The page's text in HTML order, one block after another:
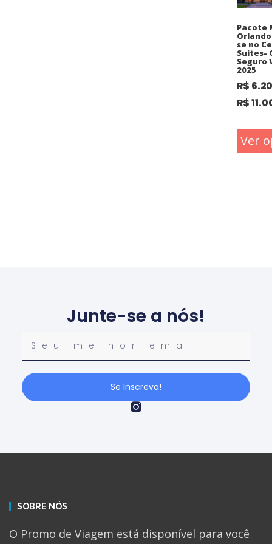
Pacote
se no
Suites-
Seguro
2025
R$
R$
Ver
Junte-se a nós!
Se Inscreva!
SOBRE NÓS
O Promo de Viagem está disponível para você